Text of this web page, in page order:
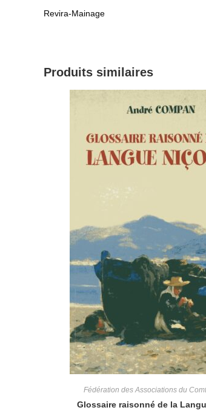
Revira-Mainage
Produits similaires
Fédération des Associations du
Glossaire raisonné de la